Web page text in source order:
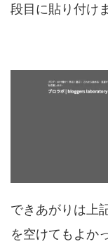
段目に貼り付け
できあがりは上
を空けてもよか